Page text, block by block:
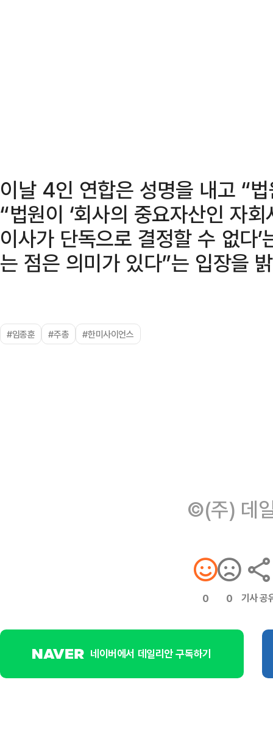
이날 4인 연합은 성명을 내고 “
“법원이 ‘회사의 중요자산인 자
이사가 단독으로 결정할 수 없다
는 점은 의미가 있다”는 입장을
#임종훈 #주총 #한미사이언스
©(주) 데
0 0 기사 공
네이버에서 데일리안 구독하기